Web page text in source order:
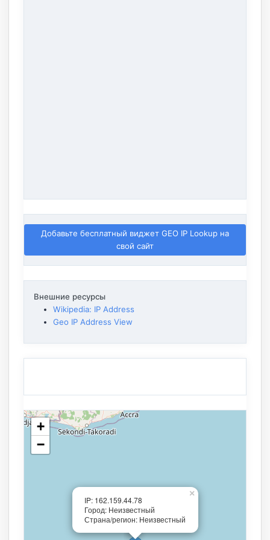
Добавьте бесплатный виджет GEO IP Lookup на
свой сайт
Внешние ресурсы
Wikipedia: IP Address
Geo IP Address View
IP: 162.159.44.78
Город: Неизвестный
Страна/регион: Неизвестный
×
+
−